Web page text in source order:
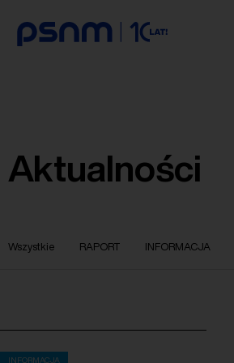
Aktualności
Wszystkie RAPORT INFORMACJA
INFORMACJA